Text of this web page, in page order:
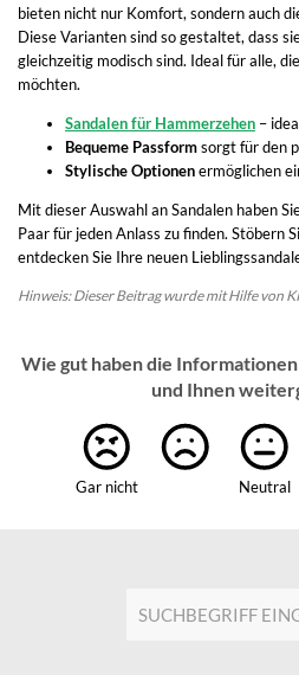
bieten nicht nur Komfort, sondern auch
Diese Varianten sind so gestaltet, dass
gleichzeitig modisch sind. Ideal für alle,
möchten.
Sandalen für Hammerzehen –
Bequeme Passformsorgt für den
Stylische Optionenermöglichen
Mit dieser Auswahl an Sandalen haben
Paar für jeden Anlass zu finden. Stöbern
entdecken Sie Ihre neuen
Hinweis: Dieser Beitrag wurde mit Hilfe von
Wie gut haben die
und Ihnen
Gar nicht Neutral